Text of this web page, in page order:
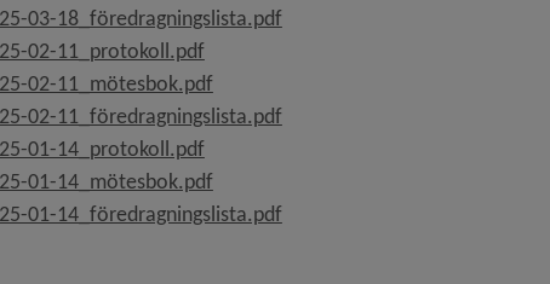
03-18_föredragningslista.pdf, 102.9 kB, öppnas i nytt fönster.
02-11_protokoll.pdf, 753.4 kB, öppnas i nytt fönster.
02-11_mötesbok.pdf, 60.6 MB, öppnas i nytt fönster.
02-11_föredragningslista.pdf, 101.8 kB, öppnas i nytt fönster.
01-14_protokoll.pdf, 764.6 kB, öppnas i nytt fönster.
01-14_mötesbok.pdf, 54.1 MB, öppnas i nytt fönster.
01-14_föredragningslista.pdf, 102.9 kB, öppnas i nytt fönster.